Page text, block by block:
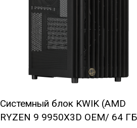
Системный блок KWIK (AMD
RYZEN 9 9950X3D OEM/ 64 ГБ